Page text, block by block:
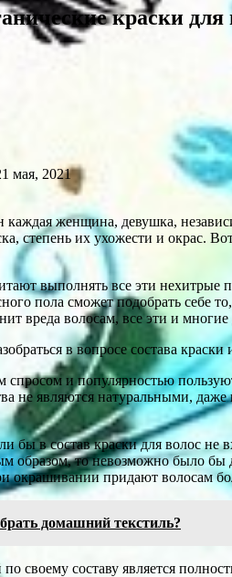
краски для
мая, 2021
женщина, девушка,
степень их ухожести и окрас.
выполнять все эти нехитрые
пола сможет подобрать себе
вреда волосам, все эти и
в вопросе состава
и популярностью
не являются натуральными,
бы в состав краски для волос
образом, то невозможно было бы
окрашивании придают волосам
домашний текстиль?
своему составу является